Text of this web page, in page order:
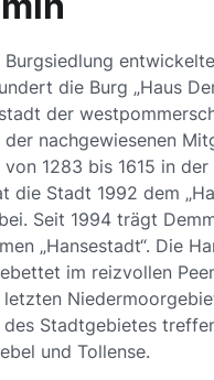
Burgsiedlung
die Burg „Haus
der
nachgewiesenen
von 1283 bis 1615 in
die Stadt 1992 dem
Seit 1994 trägt
„Hansestadt“. Die
im reizvollen
letzten
des Stadtgebietes
und Tollense.